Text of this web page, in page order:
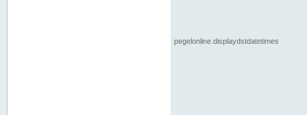
pegelonline.displaydstdatetimes